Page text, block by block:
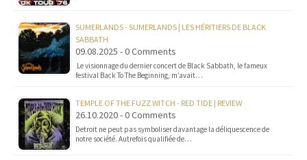
SUMERLANDS - SUMERLANDS | LES HÉRITIERS DE BLACK
SABBATH
09.08.2025 - 0 Comments
Le visionnage du dernier concert de Black Sabbath, le fameux
festival Back To The Beginning, m’avait…
TEMPLE OF THE FUZZ WITCH - RED TIDE | REVIEW
26.10.2020 - 0 Comments
Detroit ne peut pas symboliser davantage la déliquescence de
notre société. Autrefois qualifiée de…